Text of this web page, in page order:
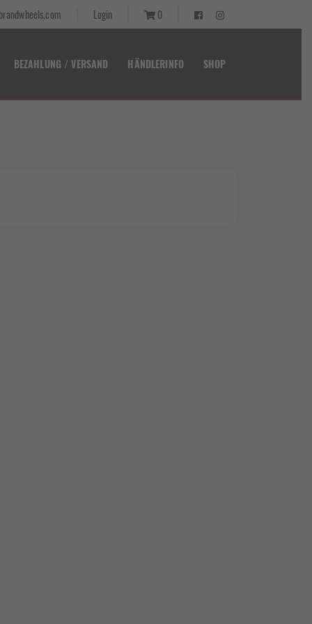
Login 0
BEZAHLUNG / VERSAND HÄNDLERINFO SHOP